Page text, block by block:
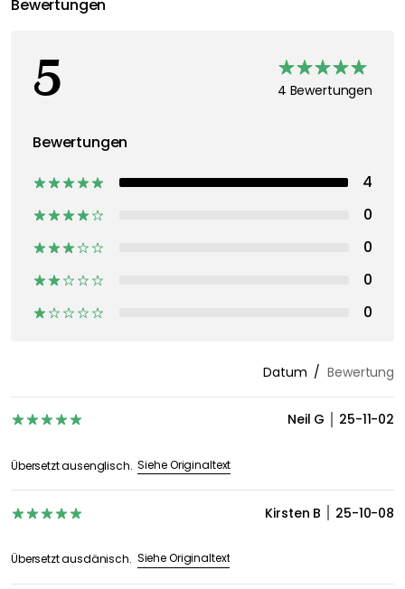
Bewertungen
5 4 Bewertungen
Bewertungen
4
0
0
0
0
Datum Bewertung
Neil G 25-11-02
Übersetzt ausenglisch. Siehe Originaltext
Kirsten B 25-10-08
Übersetzt ausdänisch. Siehe Originaltext